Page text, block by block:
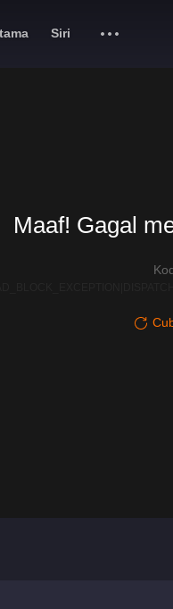
Siri
Maaf! Gagal